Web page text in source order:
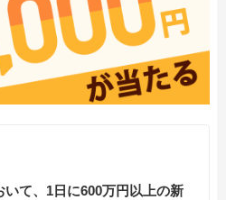
て、1日に600万円以上の新